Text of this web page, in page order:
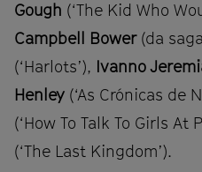
Gough (‘The Kid Who
Campbell Bower(da
(‘Harlots’), Ivanno
Henley (‘As Crónicas de
(‘How To Talk To Girls At
(‘The Last Kingdom’).